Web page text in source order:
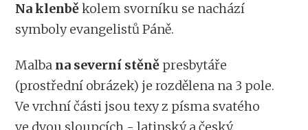
Na klenběkolem svorníku se nachází
symboly evangelistů Páně.
Malba na severní stěně presbytáře
(prostřední obrázek) je rozdělena na 3 pole.
Ve vrchní části jsou texy z písma svatého